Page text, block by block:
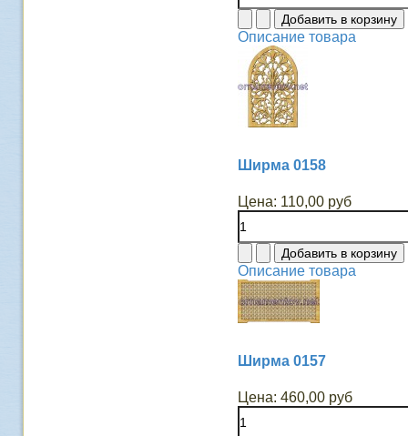
Описание товара
Ширма 0158
Цена: 110,00 руб
Описание товара
Ширма 0157
Цена: 460,00 руб